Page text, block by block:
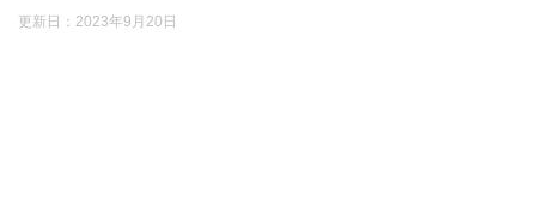
更新日： 2023年9月20日